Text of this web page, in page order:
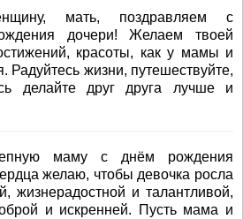
мать, поздравляем с
дочери! Желаем твоей
красоты, как у мамы и
Радуйтесь жизни, путешествуйте,
делайте друг друга лучше и
маму с днём рождения
желаю, чтобы девочка росла
жизнерадостной и талантливой,
и искренней. Пусть мама и